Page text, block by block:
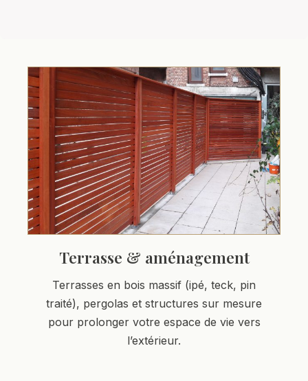
Terrasse & aménagement
Terrasses en bois massif (ipé, teck, pin
traité), pergolas et structures sur mesure
pour prolonger votre espace de vie vers
l’extérieur.